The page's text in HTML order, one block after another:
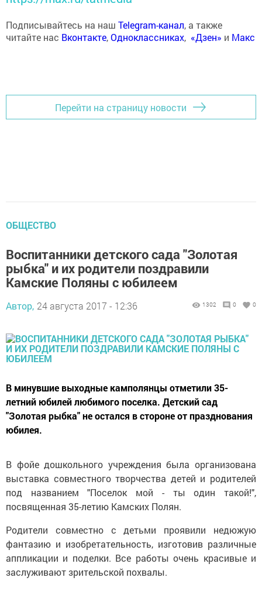
Подписывайтесь на наш Telegram-канал, а также
читайте нас Вконтакте,Одноклассниках, «Дзен» и Макс
Перейти на страницу новости
ОБЩЕСТВО
Воспитанники детского сада "Золотая
рыбка" и их родители поздравили
Камские Поляны с юбилеем
Автор, 24 августа 2017 - 12:36 1302 0 0
В минувшие выходные камполянцы отметили 35-
летний юбилей любимого поселка. Детский сад
"Золотая рыбка" не остался в стороне от празднования
юбилея.
В фойе дошкольного учреждения была организована
выставка совместного творчества детей и родителей
под названием "Поселок мой - ты один такой!",
посвященная 35-летию Камских Полян.
Родители совместно с детьми проявили недюжую
фантазию и изобретательность, изготовив различные
аппликации и поделки. Все работы очень красивые и
заслуживают зрительской похвалы.